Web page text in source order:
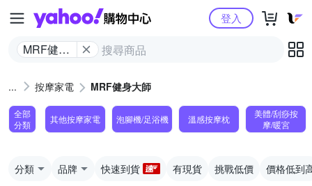
Yahoo購物中心
MRF健身
登入
按摩家電 MRF健身大師
全部
分類
其他按摩家電 泡腳機/足浴機 溫感按摩枕
美體/刮痧按
摩/暖宮
分類 品牌 快速到貨 有現貨 挑戰低價 價格低到